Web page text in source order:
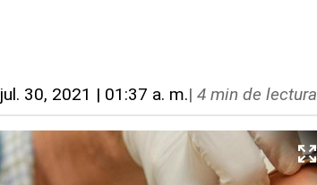
jul. 30, 2021 | 01:37 a. m.| 4 min de lectura